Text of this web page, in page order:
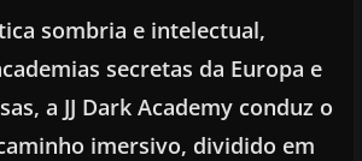
sombria e intelectual,
secretas da Europa e
a JJ Dark Academy conduz o
imersivo, dividido em